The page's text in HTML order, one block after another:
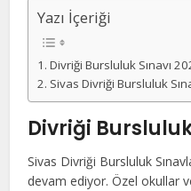
Yazı İçeriği
Divriği Bursluluk Sınavı
Sivas Divriği Bursluluk
Divriği Bursluluk
Sivas Divriği Bursluluk
devam ediyor. Özel okullar